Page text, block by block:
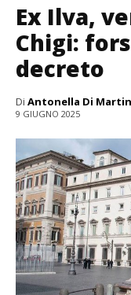
Ex Ilva,
Chigi:
decreto
Di Antonella Di
9 GIUGNO 2025